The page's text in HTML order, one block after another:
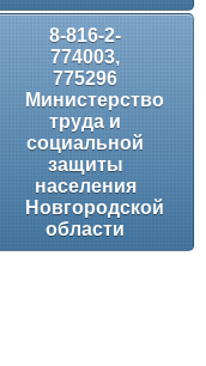
8-816-2-
774003,
775296
Министерство
труда и
социальной
защиты
населения
Новгородской
области